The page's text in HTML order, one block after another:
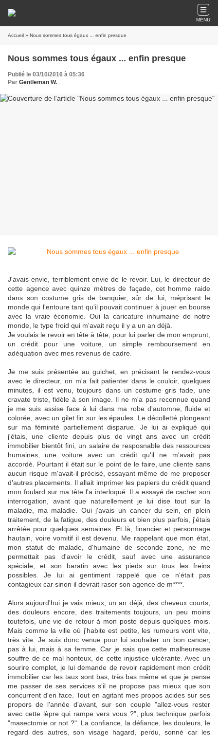
MENU
Accueil » Nous sommes tous égaux ... enfin presque
Nous sommes tous égaux ... enfin presque
Publié le 03/10/2016 à 05:36
Par Gentleman W.
J'avais envie, terriblement envie de le revoir. Lui, le directeur de
cette agence avec quinze mètres de façade, cet homme raide
dans son costume gris de banquier, sûr de lui, méprisant le
monde qui l'entoure tant qu'il pouvait continuer à jouer en bourse
avec la vraie économie. Oui la caricature inhumaine de notre
monde, le type froid qui m'avait reçu il y a un an déjà.
Je voulais le revoir en tête à tête, pour lui parler de mon emprunt,
un crédit pour une voiture, un simple remboursement en
adéquation avec mes revenus de cadre.
Je me suis présentée au guichet, en précisant le rendez-vous
avec le directeur, on m'a fait patienter dans le couloir, quelques
minutes, il est venu, toujours dans un costume gris fade, une
cravate triste, fidèle à son image. Il ne m'a pas reconnue quand
je me suis assise face à lui dans ma robe d'automne, fluide et
colorée, avec un gilet fin sur les épaules. Le décolletté plongeant
sur ma féminité partiellement disparue. Je lui ai expliqué qui
j'étais, une cliente depuis plus de vingt ans avec un crédit
immobilier bientôt fini, un salaire de resposnable des ressources
humaines, une voiture avec un crédit qu'il ne m'avait pas
accordé. Pourtant il était sur le point de le faire, une cliente sans
aucun risque m'avait-il précisé, essayant même de me proposer
d'autres placements. Il allait imprimer les papiers du crédit quand
mon foulard sur ma tête l'a interloqué. Il a essayé de cacher son
interrogation, avant que naturellement je lui dise tout sur la
maladie, ma maladie. Oui j'avais un cancer du sein, en plein
traitement, de la fatigue, des douleurs et bien plus parfois, j'étais
arrêtée pour quelques semaines. Et là, financier et personnage
hautain, voire vomitif il est devenu. Me rappelant que mon état,
mon statut de malade, d'humaine de seconde zone, ne me
permettait pas d'avoir le crédit, sauf avec une assurance
spéciale, et son baratin avec les pieds sur tous les freins
possibles. Je lui ai gentiment rappelé que ce n'était pas
contagieux car sinon il devrait raser son agence de m****.
Alors aujourd'hui je vais mieux, un an déjà, des cheveux courts,
des douleurs encore, des traitements toujours, un peu moins
toutefois, une vie de retour à mon poste depuis quelques mois.
Mais comme la ville où j'habite est petite, les rumeurs vont vite,
très vite. Je suis donc venue pour lui souhaiter un bon cancer,
pas à lui, mais à sa femme. Car je sais que cette malheureuse
souffre de ce mal honteux, de cette injustice ulcérante. Avec un
sourire complet, je lui demande de revoir rapidement mon crédit
immobilier car les taux sont bas, très bas même et que je pense
me passer de ses services s'il ne propose pas mieux que son
concurrent d'en face. Tout en agitant mes propos acides sur ses
propors de l'année d'avant, sur son couple "allez-vous rester
avec cette lèpre qui rampe vers vous ?", plus technique parfois
"masectomie or not ?". La confiance, la défiance, les douleurs, le
regard des autres, son visage hagard, perdu, sonné car les